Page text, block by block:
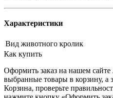
Характеристики
Вид животного кролик
Как купить
Оформить заказ на нашем сайте
выбранные товары в корзину, а
Корзина, проверьте